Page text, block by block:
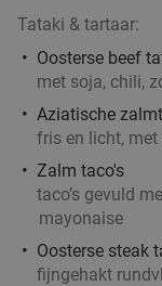
Tataki & tartaar:
Oosterse beef
met soja, chili,
Aziatische
fris en licht,
Zalm taco's
taco’s gevuld
mayonaise
Oosterse steak
fijngehakt